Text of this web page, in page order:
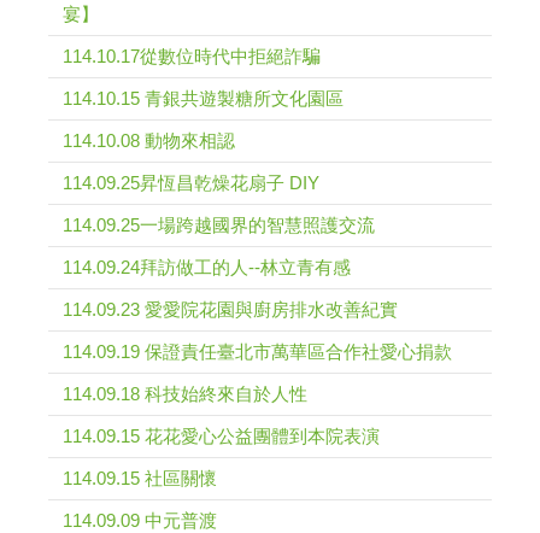
宴】
114.10.17從數位時代中拒絕詐騙
114.10.15 青銀共遊製糖所文化園區
114.10.08 動物來相認
114.09.25昇恆昌乾燥花扇子 DIY
114.09.25一場跨越國界的智慧照護交流
114.09.24拜訪做工的人--林立青有感
114.09.23 愛愛院花園與廚房排水改善紀實
114.09.19 保證責任臺北市萬華區合作社愛心捐款
114.09.18 科技始終來自於人性
114.09.15 花花愛心公益團體到本院表演
114.09.15 社區關懷
114.09.09 中元普渡